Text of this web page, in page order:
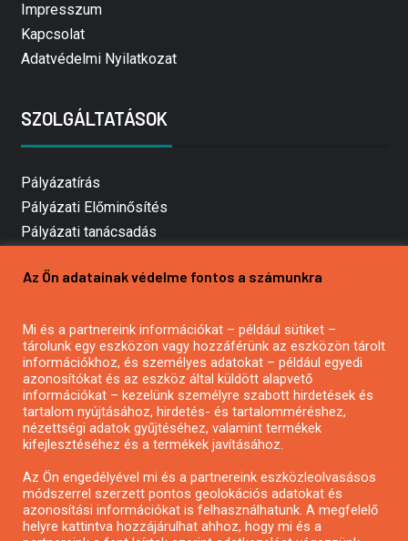
Impresszum
Kapcsolat
Adatvédelmi Nyilatkozat
SZOLGÁLTATÁSOK
Pályázatírás
Pályázati Előminősítés
Pályázati tanácsadás
Mezőgazdasági pályázatírás
Pályázatírás civil szervezeteknek
Pályázatírás önkormányzatoknak
Pályázatfigyelés
Specifikus pályázatfigyelés vagy hírlevél
Pályázatok magánszemélyeknek
Az Ön adatainak védelme fontos a számunkra
Mi és a partnereink információkat – például sütiket –
tárolunk egy eszközön vagy hozzáférünk az eszközön tárolt
információkhoz, és személyes adatokat – például egyedi
azonosítókat és az eszköz által küldött alapvető
információkat – kezelünk személyre szabott hirdetések és
tartalom nyújtásához, hirdetés- és tartalomméréshez,
nézettségi adatok gyűjtéséhez, valamint termékek
kifejlesztéséhez és a termékek javításához.
Az Ön engedélyével mi és a partnereink eszközleolvasásos
módszerrel szerzett pontos geolokációs adatokat és
azonosítási információkat is felhasználhatunk. A megfelelő
helyre kattintva hozzájárulhat ahhoz, hogy mi és a